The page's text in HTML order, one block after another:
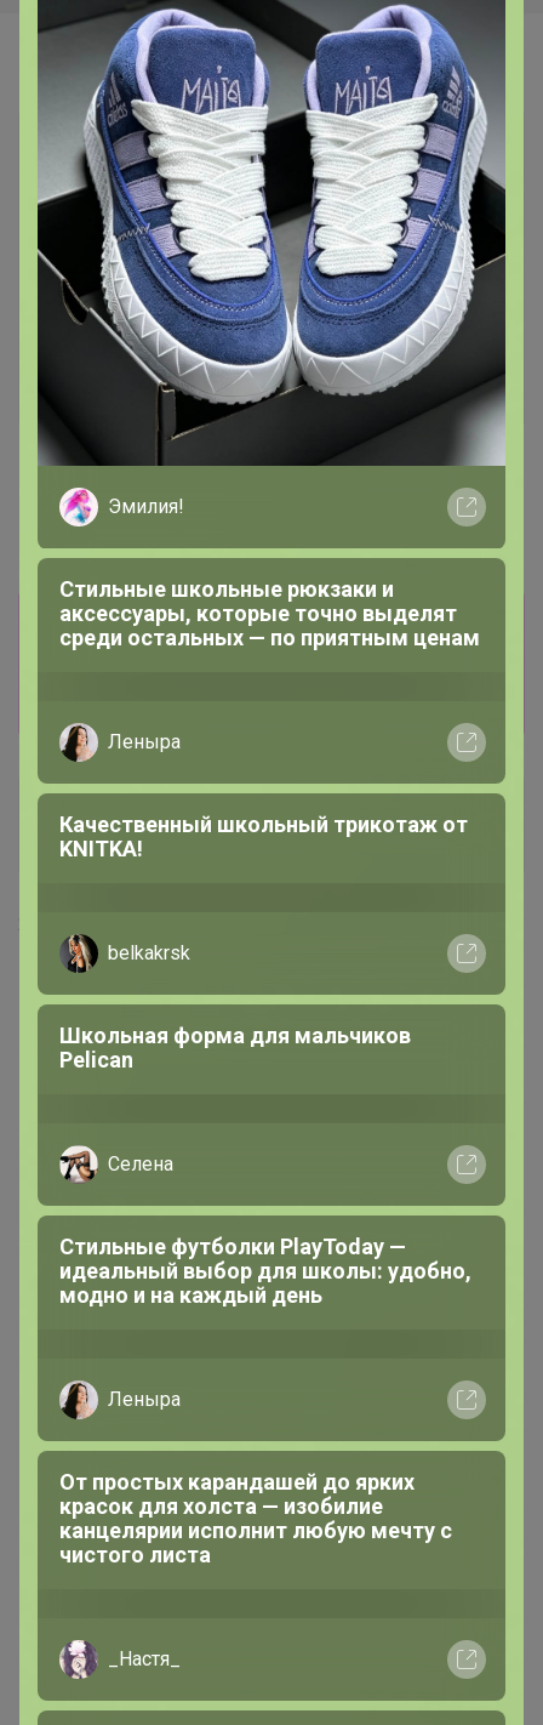
Самые желанные
1 280р
G145-KM-OR1013 (зеленый)
Футболка мужская короткий
1 035р
G145-KO-SAS5000 (белый)
Футболка мужская короткий
Информация о заказах доступна
лишь членам клуба
Артемида
Бронзовый организатор
Эмилия!
Стильные школьные рюкзаки и
аксессуары, которые точно выделят
среди остальных — по приятным ценам
Леныра
Качественный школьный трикотаж от
KNITKA!
belkakrsk
Школьная форма для мальчиков
Pelican
Селена
Стильные футболки PlayToday —
идеальный выбор для школы: удобно,
модно и на каждый день
Леныра
От простых карандашей до ярких
красок для холста — изобилие
канцелярии исполнит любую мечту с
чистого листа
_Настя_